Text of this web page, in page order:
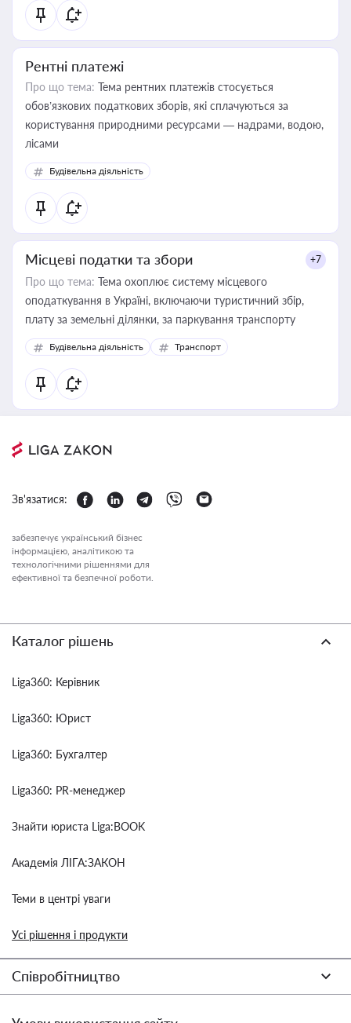
Рентні платежі
Про що тема: Тема рентних платежів стосується
обов’язкових податкових зборів, які сплачуються за
користування природними ресурсами — надрами, водою,
лісами
Будівельна діяльність
Місцеві податки та збори +7
Про що тема: Тема охоплює систему місцевого
оподаткування в Україні, включаючи туристичний збір,
плату за земельні ділянки, за паркування транспорту
Будівельна діяльність Транспорт
Зв'язатися:
забезпечує український бізнес
інформацією, аналітикою та
технологічними рішеннями для
ефективної та безпечної роботи.
Каталог рішень
Liga360: Керівник
Liga360: Юрист
Liga360: Бухгалтер
Liga360: PR-менеджер
Знайти юриста Liga:BOOK
Академія ЛІГА:ЗАКОН
Теми в центрі уваги
Усі рішення і продукти
Співробітництво